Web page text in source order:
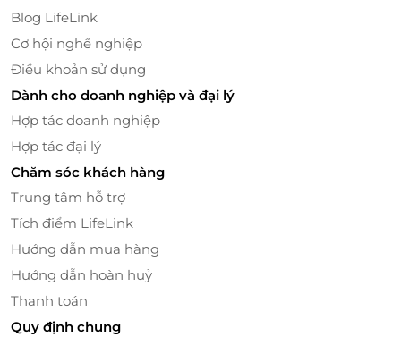
Blog LifeLink
Cơ hội nghề nghiệp
Điều khoản sử dụng
Dành cho doanh nghiệp và đại lý
Hợp tác doanh nghiệp
Hợp tác đại lý
Chăm sóc khách hàng
Trung tâm hỗ trợ
Tích điểm LifeLink
Hướng dẫn mua hàng
Hướng dẫn hoàn huỷ
Thanh toán
Quy định chung